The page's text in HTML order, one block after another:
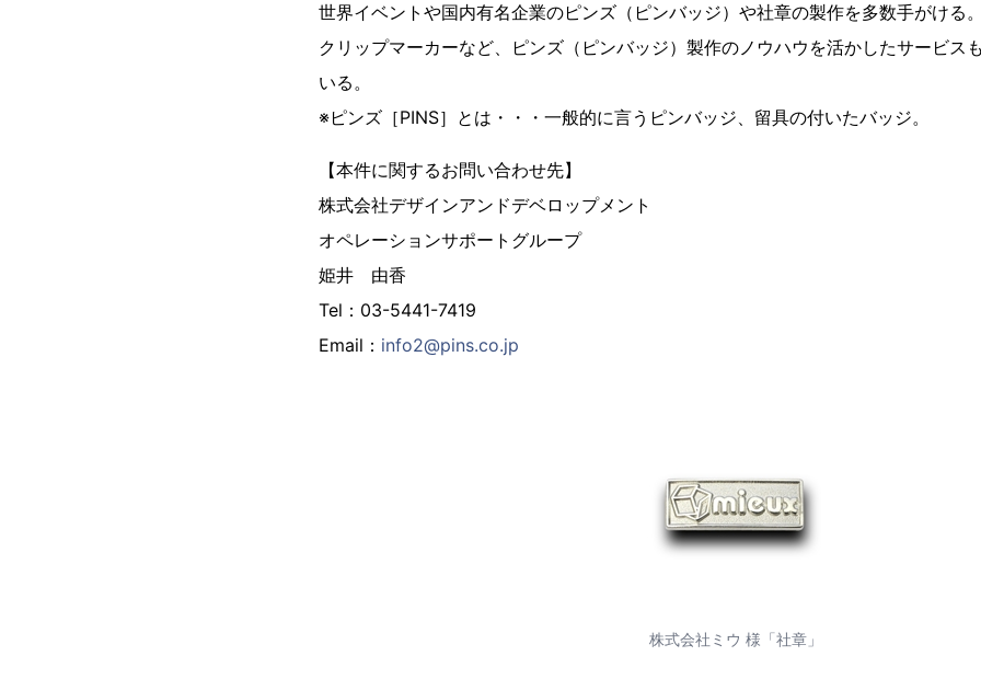
世界イベントや国内有名企業のピンズ（ピンバッジ）や社章の製作を多数手がける。
クリップマーカーなど、ピンズ（ピンバッジ）製作のノウハウを活かしたサービス
いる。
※ピンズ［PINS］とは・・・一般的に言うピンバッジ、留具の付いたバッジ。
【本件に関するお問い合わせ先】
株式会社デザインアンドデベロップメント
オペレーションサポートグループ
姫井 由香
Tel：03-5441-7419
Email： info2@pins.co.jp
株式会社ミウ 様「社章」